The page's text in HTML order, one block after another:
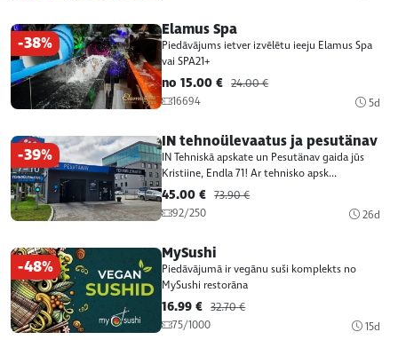
-38%
Elamus Spa
Piedāvājums ietver izvēlētu ieeju Elamus Spa
vai SPA21+
no 15.00 € 24.00 €
16694
5d
-39%
IN tehnoülevaatus ja pesutänav
IN Tehniskā apskate un Pesutänav gaida jūs
Kristiine, Endla 71! Ar tehnisko apsk...
45.00 € 73.90 €
92/250
26d
-48%
MySushi
Piedāvājumā ir vegānu suši komplekts no
MySushi restorāna
16.99 € 32.70 €
75/1000
15d